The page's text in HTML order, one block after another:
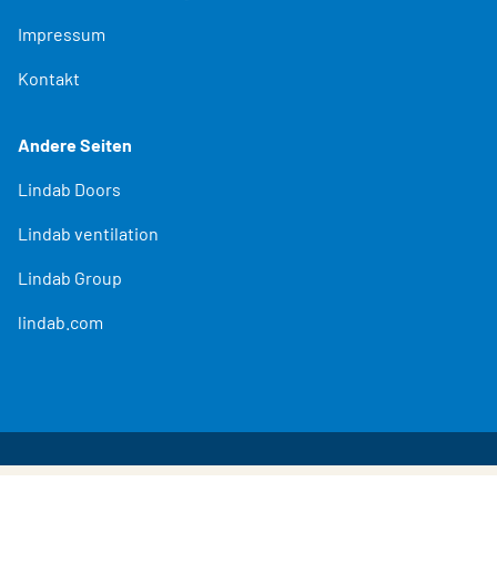
Impressum
Kontakt
Andere Seiten
Lindab Doors
Lindab ventilation
Lindab Group
lindab.com